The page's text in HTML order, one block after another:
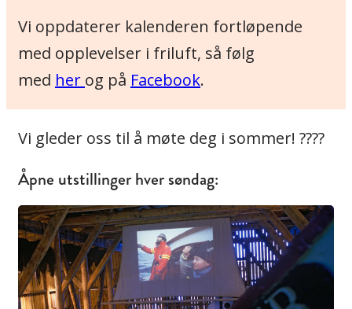
Vi oppdaterer kalenderen fortløpende
med opplevelser i friluft, så følg
med her og på Facebook.
Vi gleder oss til å møte deg i sommer! ????
Åpne utstillinger hver søndag: